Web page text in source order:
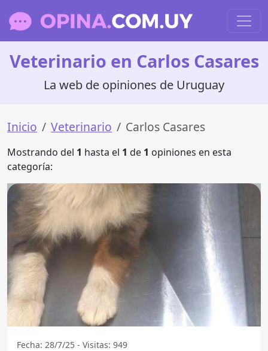
Veterinario en Carlos Casares
La web de opiniones de Uruguay
Inicio Veterinario Carlos Casares
Mostrando del 1 hasta el 1 de 1 opiniones en esta
categoría:
Fecha: 28/7/25 - Visitas: 949